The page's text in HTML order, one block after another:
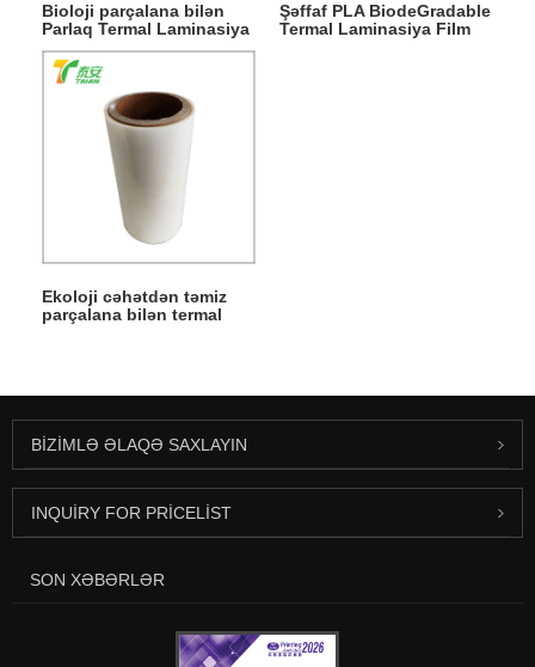
Bioloji parçalana bilən
Parlaq Termal Laminasiya
Filmi
Şəffaf PLA BiodeGradable
Termal Laminasiya Film
Ekoloji cəhətdən təmiz
parçalana bilən termal
BIZIMLƏ ƏLAQƏ SAXLAYIN
INQUIRY FOR PRICELIST
SON XƏBƏRLƏR